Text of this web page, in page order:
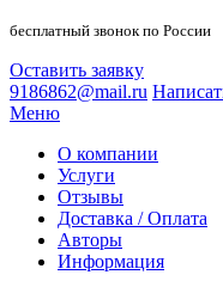
бесплатный звонок по России
Оставить заявку
9186862@mail.ru
Меню
О компании
Услуги
Отзывы
Доставка / Оплата
Авторы
Информация